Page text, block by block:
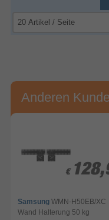
Anderen
€
€
Samsung WMN-H50EB/XC
Wand Halterung 50 kg